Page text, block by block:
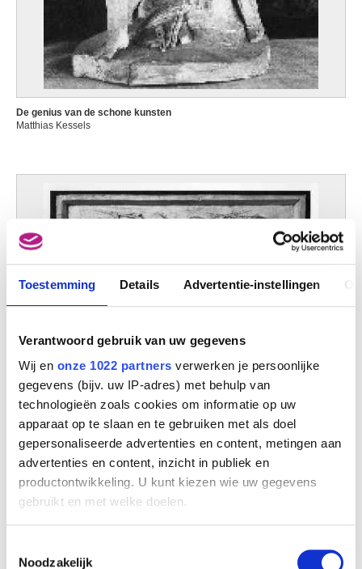
Toestemming Details Advertentie-instellingen
Verantwoord gebruik van uw gegevens
Wij en onze 1022 partners verwerken je persoonlijke
gegevens (bijv. uw IP-adres) met behulp van
technologieën zoals cookies om informatie op uw
apparaat op te slaan en te gebruiken met als doel
gepersonaliseerde advertenties en content, metingen aan
advertenties en content, inzicht in publiek en
productontwikkeling. U kunt kiezen wie uw gegevens
gebruikt en met welke doelen.
Informatie verzamelen over uw geografische
Noodzakelijk
De genius van de schone kunsten
Matthias Kessels
De Grieken en de Trojanen betwisten elkaar het lijk van Patroclus
Matthias Kessels